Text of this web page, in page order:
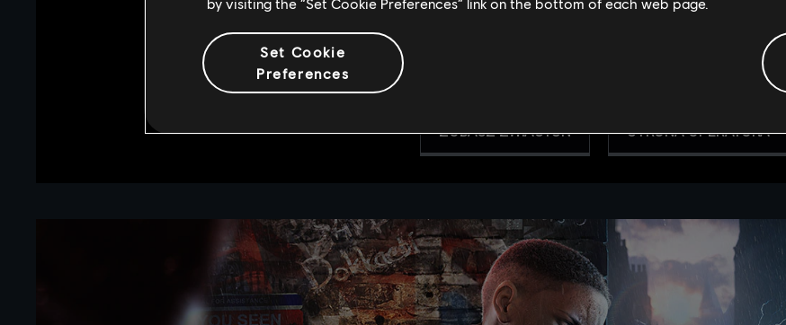
blisko niej. Palnik jest niemal bezgłośny, ale w
Niemniej niezwykła precyzja tego gadżetu
niezwykle użytecznym narzędziem, które nie
ZOBACZ ZWIASTUN STRONA OPERATORA
Set Cookie
Preferences